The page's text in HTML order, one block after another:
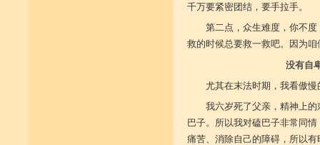
千万要紧密团结，要手拉手。
第二点，众生难度，你不
救的时候总要救一救吧。因为
没有自
尤其在末法时期，我看傲
我六岁死了父亲，精神上
巴子。所以我对磕巴子非常同
痛苦、消除自己的障碍，所以